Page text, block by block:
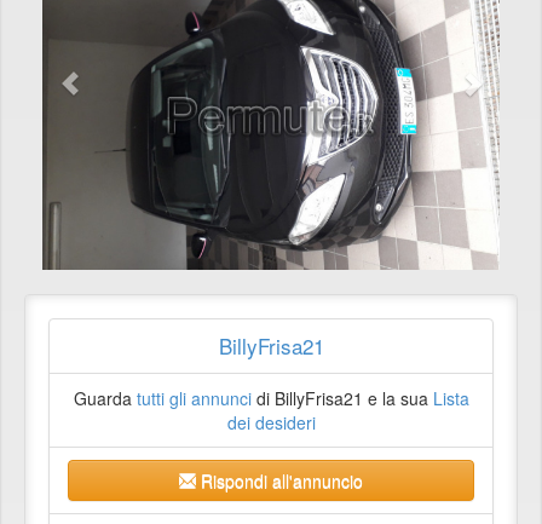
BillyFrisa21
Guarda tutti gli annuncidi BillyFrisa21 e la sua Lista
dei desideri
Rispondi all'annuncio